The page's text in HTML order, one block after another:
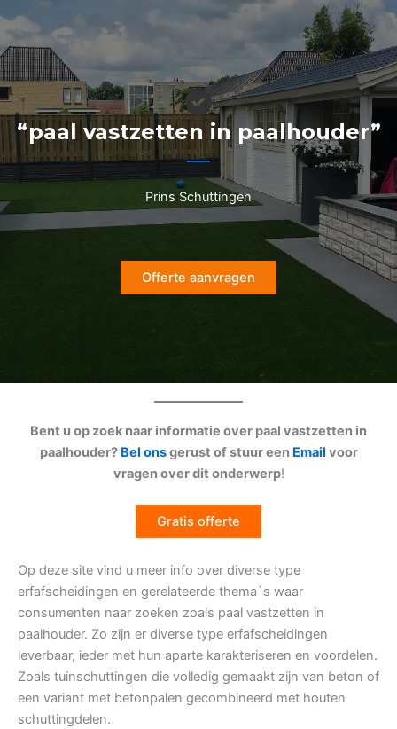
naar
de
inhoud
“paal vastzetten in paalhouder”
Prins Schuttingen
Offerte aanvragen
Bent u op zoek naar informatie over paal vastzetten in
paalhouder? Bel onsgerust of stuur een Email voor
vragen over dit onderwerp!
Gratis offerte
Op deze site vind u meer info over diverse type
erfafscheidingen en gerelateerde thema`s waar
consumenten naar zoeken zoals paal vastzetten in
paalhouder. Zo zijn er diverse type erfafscheidingen
leverbaar, ieder met hun aparte karakteriseren en voordelen.
Zoals tuinschuttingen die volledig gemaakt zijn van beton of
een variant met betonpalen gecombineerd met houten
schuttingdelen.